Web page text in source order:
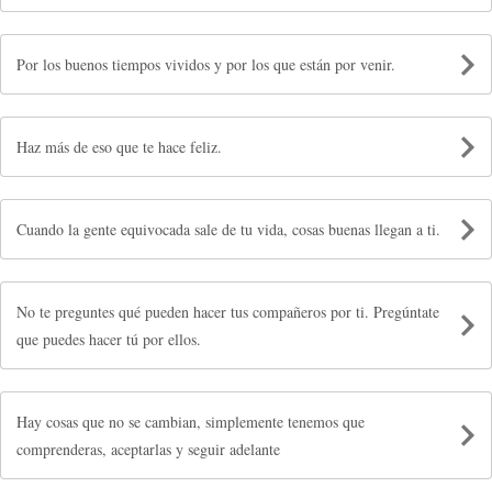
Por los buenos tiempos vividos y por los que están por venir.
Haz más de eso que te hace feliz.
Cuando la gente equivocada sale de tu vida, cosas buenas llegan a ti.
No te preguntes qué pueden hacer tus compañeros por ti. Pregúntate
que puedes hacer tú por ellos.
Hay cosas que no se cambian, simplemente tenemos que
comprenderas, aceptarlas y seguir adelante